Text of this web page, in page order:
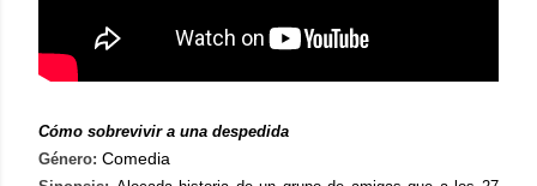
Cómo sobrevivir a una despedida
Género: Comedia